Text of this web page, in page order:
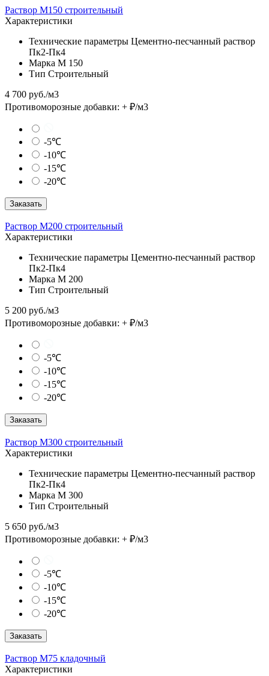
Раствор М150 строительный
Характеристики
Технические параметры Цементно-песчанный раствор
Пк2-Пк4
Марка М 150
Тип Строительный
4 700 руб./м3
Противоморозные добавки: + ₽/м3
-5℃
-10℃
-15℃
-20℃
Заказать
Раствор М200 строительный
Характеристики
Технические параметры Цементно-песчанный раствор
Пк2-Пк4
Марка М 200
Тип Строительный
5 200 руб./м3
Противоморозные добавки: + ₽/м3
-5℃
-10℃
-15℃
-20℃
Заказать
Раствор М300 строительный
Характеристики
Технические параметры Цементно-песчанный раствор
Пк2-Пк4
Марка М 300
Тип Строительный
5 650 руб./м3
Противоморозные добавки: + ₽/м3
-5℃
-10℃
-15℃
-20℃
Заказать
Раствор М75 кладочный
Характеристики